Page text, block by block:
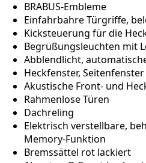
BRABUS-Embleme
Einfahrbahre Türgriffe,
Kicksteuerung für die
Begrüßungsleuchten mit
Abblendlicht,
Heckfenster,
Akustische Front- und
Rahmenlose Türen
Dachreling
Elektrisch verstellbare,
Memory-Funktion
Bremssättel rot lackiert